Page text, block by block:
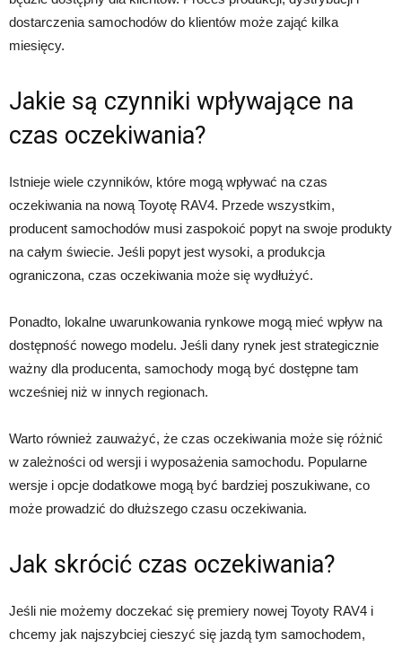
dostarczenia samochodów do klientów może zająć kilka
miesięcy.
Jakie są czynniki wpływające na
czas oczekiwania?
Istnieje wiele czynników, które mogą wpływać na czas
oczekiwania na nową Toyotę RAV4. Przede wszystkim,
producent samochodów musi zaspokoić popyt na swoje produkty
na całym świecie. Jeśli popyt jest wysoki, a produkcja
ograniczona, czas oczekiwania może się wydłużyć.
Ponadto, lokalne uwarunkowania rynkowe mogą mieć wpływ na
dostępność nowego modelu. Jeśli dany rynek jest strategicznie
ważny dla producenta, samochody mogą być dostępne tam
wcześniej niż w innych regionach.
Warto również zauważyć, że czas oczekiwania może się różnić
w zależności od wersji i wyposażenia samochodu. Popularne
wersje i opcje dodatkowe mogą być bardziej poszukiwane, co
może prowadzić do dłuższego czasu oczekiwania.
Jak skrócić czas oczekiwania?
Jeśli nie możemy doczekać się premiery nowej Toyoty RAV4 i
chcemy jak najszybciej cieszyć się jazdą tym samochodem,